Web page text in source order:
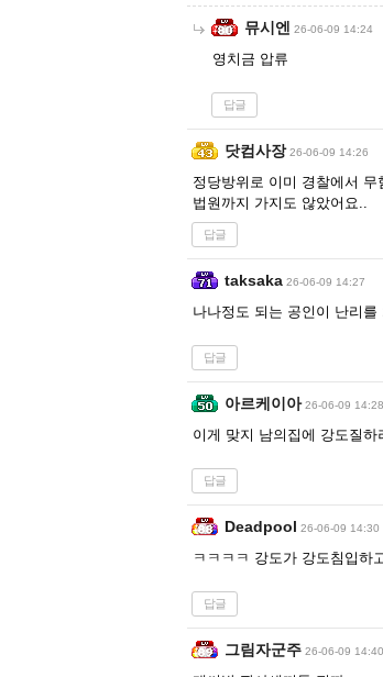
뮤시엔 26-06-09 14:24
영치금 압류
답글
닷컴사장 26-06-09 14:26
정당방위로 이미 경찰에서 무
법원까지 가지도 않았어요..
답글
taksaka 26-06-09 14:27
나나정도 되는 공인이 난리
답글
아르케이아 26-06-09 14:28
이게 맞지 남의집에 강도질
답글
Deadpool 26-06-09 14:30
ㅋㅋㅋㅋ 강도가 강도침입하
답글
그림자군주 26-06-09 14:40